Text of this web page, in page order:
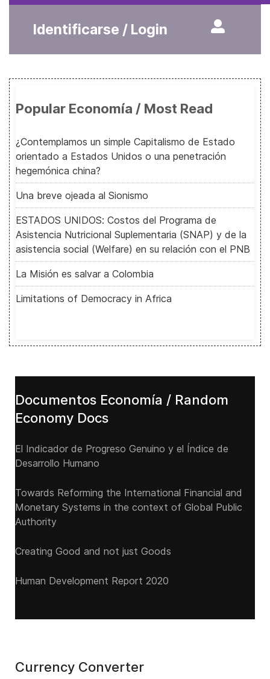
Identificarse / Login
Popular Economía / Most Read
¿Contemplamos un simple Capitalismo de Estado
orientado a Estados Unidos o una penetración
hegemónica china?
Una breve ojeada al Sionismo
ESTADOS UNIDOS: Costos del Programa de
Asistencia Nutricional Suplementaria (SNAP) y de la
asistencia social (Welfare) en su relación con el PNB
La Misión es salvar a Colombia
Limitations of Democracy in Africa
Documentos Economía / Random
Economy Docs
El Indicador de Progreso Genuino y el Índice de
Desarrollo Humano
Towards Reforming the International Financial and
Monetary Systems in the context of Global Public
Authority
Creating Good and not just Goods
Human Development Report 2020
Currency Converter